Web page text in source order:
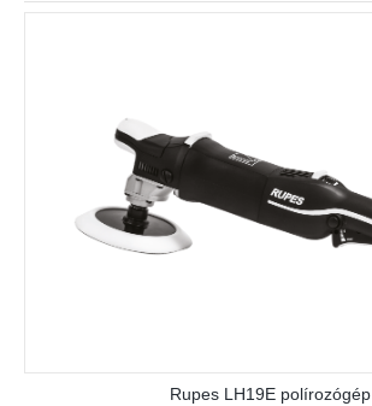
Rupes LH19E polírozógép